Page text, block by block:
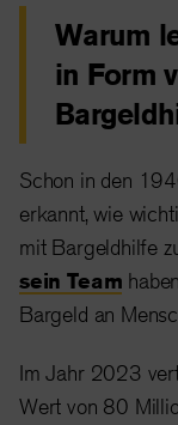
Warum
in Form
Schon in den
erkannt, wie
mit Bargeldhilfe
sein Team
Bargeld an
Im Jahr 2023
Wert von 80